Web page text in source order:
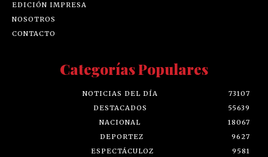
EDICIÓN IMPRESA
NOSOTROS
CONTACTO
Categorías Populares
NOTICIAS DEL DÍA
73107
DESTACADOS
55639
NACIONAL
18067
DEPORTEZ
9627
ESPECTÁCULOZ
9581